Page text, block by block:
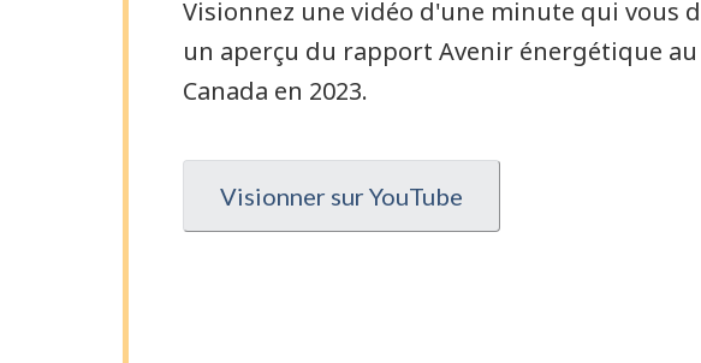
Visionnez une vidéo d'une minute qui vous
un aperçu du rapport Avenir énergétique au
Canada en 2023.
Visionner sur YouTube